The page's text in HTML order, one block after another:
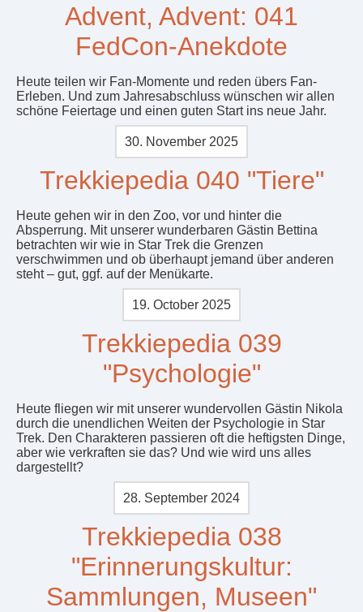
Advent, Advent: 041
FedCon-Anekdote
Heute teilen wir Fan-Momente und reden übers Fan-
Erleben. Und zum Jahresabschluss wünschen wir allen
schöne Feiertage und einen guten Start ins neue Jahr.
30. November 2025
Trekkiepedia 040 "Tiere"
Heute gehen wir in den Zoo, vor und hinter die
Absperrung. Mit unserer wunderbaren Gästin Bettina
betrachten wir wie in Star Trek die Grenzen
verschwimmen und ob überhaupt jemand über anderen
steht – gut, ggf. auf der Menükarte.
19. October 2025
Trekkiepedia 039
"Psychologie"
Heute fliegen wir mit unserer wundervollen Gästin Nikola
durch die unendlichen Weiten der Psychologie in Star
Trek. Den Charakteren passieren oft die heftigsten Dinge,
aber wie verkraften sie das? Und wie wird uns alles
dargestellt?
28. September 2024
Trekkiepedia 038
"Erinnerungskultur:
Sammlungen, Museen"